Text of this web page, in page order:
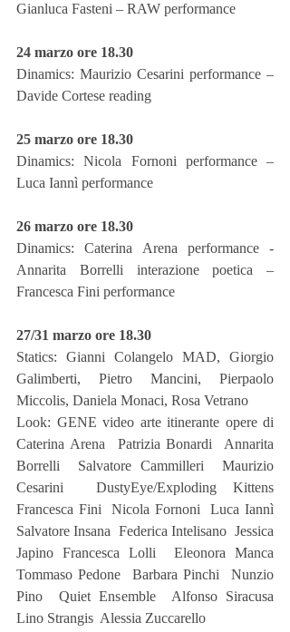
Gianluca Fasteni – RAW performance
24 marzo ore 18.30
Dinamics: Maurizio Cesarini performance –
Davide Cortese reading
25 marzo ore 18.30
Dinamics: Nicola Fornoni performance –
Luca Iannì performance
26 marzo ore 18.30
Dinamics: Caterina Arena performance -
Annarita Borrelli interazione poetica –
Francesca Fini performance
27/31 marzo ore 18.30
Statics: Gianni Colangelo MAD, Giorgio
Galimberti, Pietro Mancini, Pierpaolo
Miccolis, Daniela Monaci, Rosa Vetrano
Look: GENE video arte itinerante opere di
Caterina Arena  Patrizia Bonardi  Annarita
Borrelli  Salvatore Cammilleri  Maurizio
Cesarini  DustyEye/Exploding Kittens
Francesca Fini  Nicola Fornoni  Luca Iannì
Salvatore Insana  Federica Intelisano  Jessica
Japino Francesca Lolli  Eleonora Manca
Tommaso Pedone  Barbara Pinchi  Nunzio
Pino  Quiet Ensemble  Alfonso Siracusa
Lino Strangis  Alessia Zuccarello